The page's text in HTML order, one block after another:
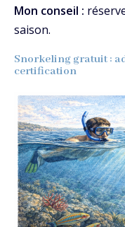
Mon conseil :
saison.
Snorkeling gratuit :
certification